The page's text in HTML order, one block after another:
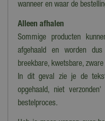
wanneer en waar de
Alleen afhalen
Sommige producten
afgehaald en worden
breekbare, kwetsbare,
In dit geval zie je de
opgehaald, niet
bestelproces.